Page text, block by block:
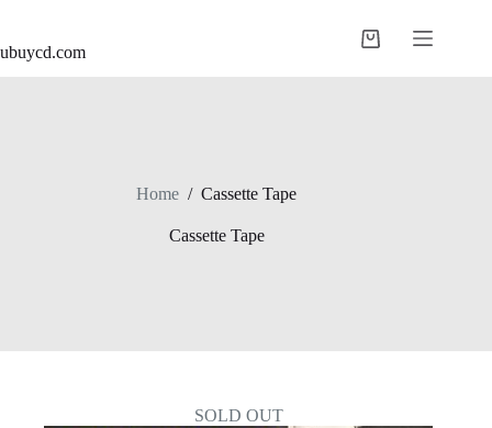
ubuycd.com
Home / Cassette Tape
Cassette Tape
SOLD OUT